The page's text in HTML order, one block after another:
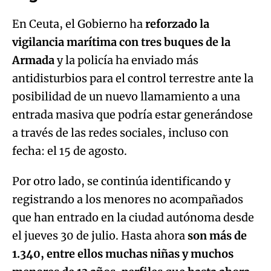
En Ceuta, el Gobierno hareforzado la
vigilancia marítima con tres buques de la
Armaday la policía ha enviado más
antidisturbios para el control terrestre ante la
posibilidad de un nuevo llamamiento a una
entrada masiva que podría estar generándose
a través de las redes sociales, incluso con
fecha: el 15 de agosto.
Por otro lado, se continúa identificando y
registrando a los menores no acompañados
que han entrado en la ciudad autónoma desde
el jueves 30 de julio. Hasta ahorason más de
1.340, entre ellos muchas niñas y muchos